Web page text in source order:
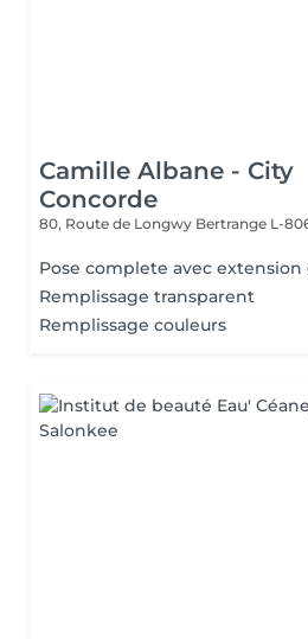
Camille Albane - City
Concorde
80, Route de Longwy Bertrange L-
Pose complete avec extension
Remplissage transparent
Remplissage couleurs